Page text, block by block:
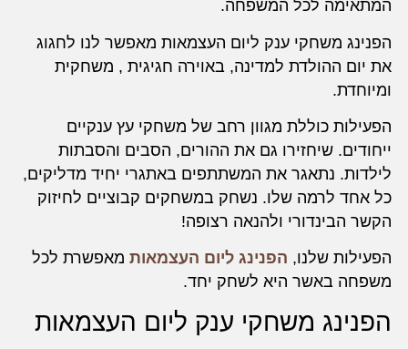
המתאימה לכל המשפחה.
הפנינג משחקי ענק ליום העצמאות מאפשר לנו לחגוג
את יום ההולדת למדינה, באוירה חגיגית , משחקית
ומיוחדת.
הפעילות כוללת מגוון רחב של משחקי עץ ענקיים
ייחודים. שיחזירו גם את ההורים, הסבים והסבתות
לילדות. נתאגר את המשתתפים באתגרי יחיד מדליקים,
כל אחד לרמה שלו. נשחק במשחקים קבוציים לחיזוק
הקשר הבינדורי ולהנאה רצופה!
הפעילות שלנו, הפנינג ליום העצמאותמאפשרת לכל
משפחה באשר היא לשחק יחד.
הפנינג משחקי ענק ליום העצמאות